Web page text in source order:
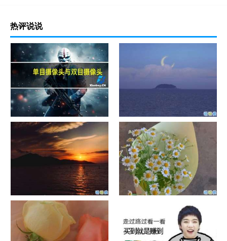
热评说说
单目摄像头与双目摄像头
晚安励志语录带图片 晚安心语
励志鸡汤
日出文案温柔句子 看日出的微
信说说配图
晒风景照的唯美说说配图 适合
发风景的朋友圈文案